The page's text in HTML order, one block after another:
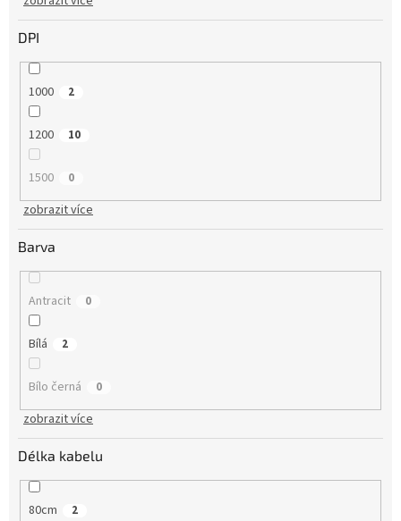
DPI
1000 2
1200 10
1500 0
zobrazit více
Barva
Antracit 0
Bílá 2
Bílo černá 0
zobrazit více
Délka kabelu
80cm 2